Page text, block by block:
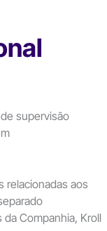
supervisão
relacionadas aos
Companhia, Kroll